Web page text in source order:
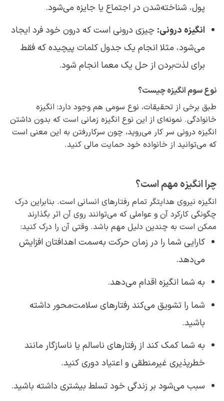
پول، شناخته‌شدن در اجتماع یا جایزه می‌شود.
انگیزه‌ درونی: چیزی درونی است که درون خود فرد ایجاد
می‌شود، مثلا انجام یک جدول کلمات پیچیده که فقط
برای لذت‌‌بردن از حل یک معما انجام شود.
نوع سوم انگیزه چیست؟
طبق برخی از تحقیقات، نوع سومی هم وجود دارد: انگیزه‌
خانوادگی. نمونه‌ای از این نوع انگیزه زمانی است که بدون داشتن
انگیزه‌ درونی سر کار می‌روید، چون سرکاررفتن به این معنی است
که می‌توانید از خانواده‌ خود حمایت مالی کنید.
چرا انگیزه مهم است؟
انگیزه نیروی هدایتگر تمام رفتارهای انسانی است. بنابراین درک
چگونگی کارکرد آن و عواملی که می‌توانند روی آن اثر بگذارند
ممکن است به چندین دلیل مهم باشد. وقتی آن را درک کنید:
کارایی شما را در زمان حرکت به‌سمت اهدافتان افزایش
می‌دهد.
به شما انگیزه‌ اقدام می‌دهد.
شما را تشویق ‌می‌کند رفتارهای سلامت‌محور داشته
‌باشید.
به شما کمک ‌کند از رفتارهای ناسالم یا ناسازگار مانند
خطرپذیری غیرمنطقی و اعتیاد دوری کنید.
سبب می‌شود بر زندگی خود تسلط بیشتری داشته باشید.